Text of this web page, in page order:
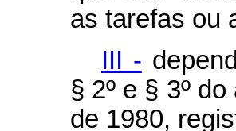
as tarefas ou
III -
§ 2º e § 3º
de 1980,